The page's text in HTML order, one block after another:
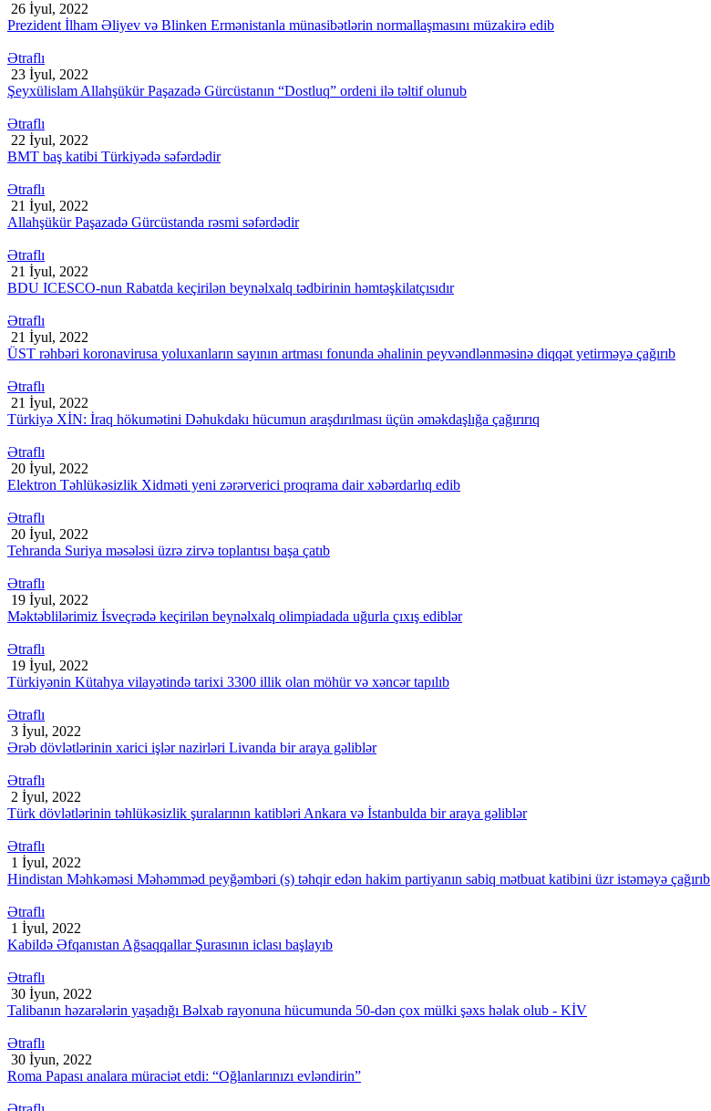
26 İyul, 2022
Prezident İlham Əliyev və Blinken Ermənistanla münasibətlərin normallaşmasını müzakirə edib
Ətraflı
23 İyul, 2022
Şeyxülislam Allahşükür Paşazadə Gürcüstanın “Dostluq” ordeni ilə təltif olunub
Ətraflı
22 İyul, 2022
BMT baş katibi Türkiyədə səfərdədir
Ətraflı
21 İyul, 2022
Allahşükür Paşazadə Gürcüstanda rəsmi səfərdədir
Ətraflı
21 İyul, 2022
BDU ICESCO-nun Rabatda keçirilən beynəlxalq tədbirinin həmtəşkilatçısıdır
Ətraflı
21 İyul, 2022
ÜST rəhbəri koronavirusa yoluxanların sayının artması fonunda əhalinin peyvəndlənməsinə diqqət yetirməyə çağırıb
Ətraflı
21 İyul, 2022
Türkiyə XİN: İraq hökumətini Dəhukdakı hücumun araşdırılması üçün əməkdaşlığa çağırırıq
Ətraflı
20 İyul, 2022
Elektron Təhlükəsizlik Xidməti yeni zərərverici proqrama dair xəbərdarlıq edib
Ətraflı
20 İyul, 2022
Tehranda Suriya məsələsi üzrə zirvə toplantısı başa çatıb
Ətraflı
19 İyul, 2022
Məktəblilərimiz İsveçrədə keçirilən beynəlxalq olimpiadada uğurla çıxış ediblər
Ətraflı
19 İyul, 2022
Türkiyənin Kütahya vilayətində tarixi 3300 illik olan möhür və xəncər tapılıb
Ətraflı
3 İyul, 2022
Ərəb dövlətlərinin xarici işlər nazirləri Livanda bir araya gəliblər
Ətraflı
2 İyul, 2022
Türk dövlətlərinin təhlükəsizlik şuralarının katibləri Ankara və İstanbulda bir araya gəliblər
Ətraflı
1 İyul, 2022
Hindistan Məhkəməsi Məhəmməd peyğəmbəri (s) təhqir edən hakim partiyanın sabiq mətbuat katibini üzr istəməyə çağırıb
Ətraflı
1 İyul, 2022
Kabildə Əfqanıstan Ağsaqqallar Şurasının iclası başlayıb
Ətraflı
30 İyun, 2022
Talibanın həzarələrin yaşadığı Bəlxab rayonuna hücumunda 50-dən çox mülki şəxs həlak olub - KİV
Ətraflı
30 İyun, 2022
Roma Papası analara müraciət etdi: “Oğlanlarınızı evləndirin”